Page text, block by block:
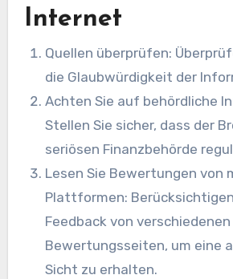
Internet
Quellen überprüfen:
die Glaubwürdigkeit der
Achten Sie auf behördliche
Stellen Sie sicher, dass der
seriösen Finanzbehörde
Lesen Sie Bewertungen von
Plattformen:
Feedback von verschiedenen
Bewertungsseiten, um eine
Sicht zu erhalten.